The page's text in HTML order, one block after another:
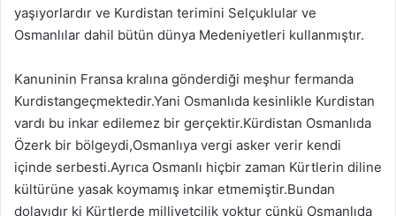
yaşıyorlardır ve Kurdistan terimini Selçuklular ve
Osmanlılar dahil bütün dünya Medeniyetleri kullanmıştır.
Kanuninin Fransa kralına gönderdiği meşhur fermanda
Kurdistangeçmektedir.Yani Osmanlıda kesinlikle Kurdistan
vardı bu inkar edilemez bir gerçektir.Kürdistan Osmanlıda
Özerk bir bölgeydi,Osmanlıya vergi asker verir kendi
içinde serbesti.Ayrıca Osmanlı hiçbir zaman Kürtlerin diline
kültürüne yasak koymamış inkar etmemiştir.Bundan
dolayıdır ki Kürtlerde milliyetçilik yoktur çünkü Osmanlıda